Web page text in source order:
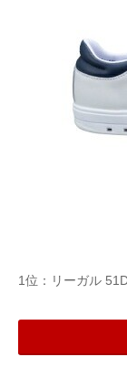
1位：リーガル